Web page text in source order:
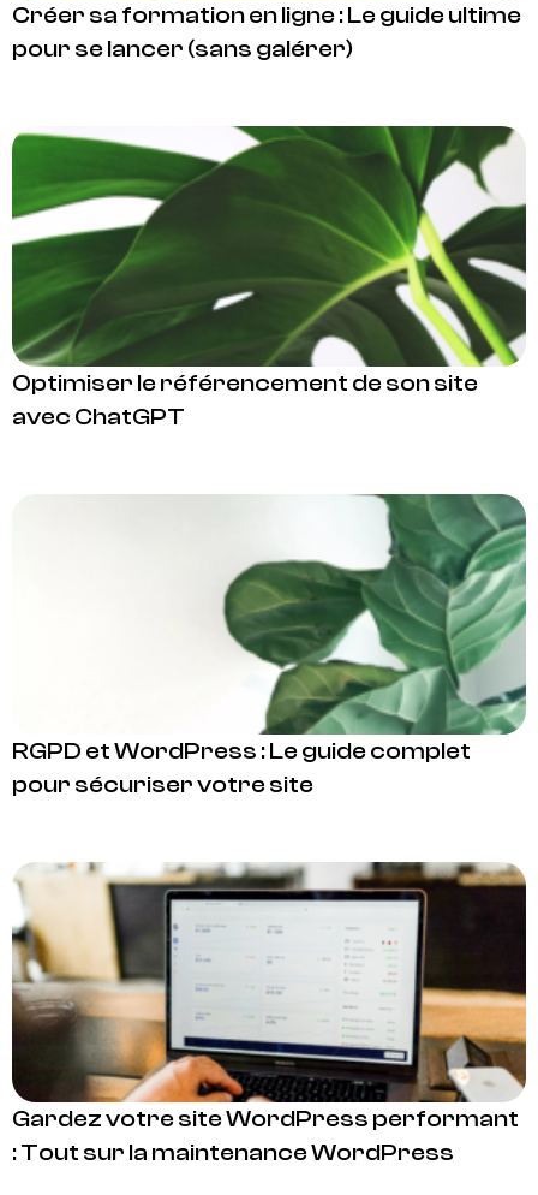
Créer sa formation en ligne : Le guide ultime
pour se lancer (sans galérer)
Optimiser le référencement de son site
avec ChatGPT
RGPD et WordPress : Le guide complet
pour sécuriser votre site
Gardez votre site WordPress performant
: Tout sur la maintenance WordPress